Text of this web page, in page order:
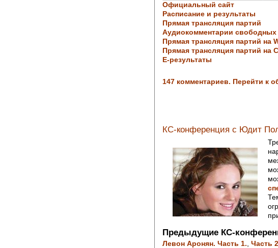
Официальный сайт
Расписание и результаты
Прямая трансляция партий
Аудиокомментарии свободных
Прямая трансляция партий на
Прямая трансляция партий на
Е-результаты
147 комментариев. Перейти к
КС-конференция с Юдит
Предыдущие КС-
Левон Аронян. Часть 1. Часть